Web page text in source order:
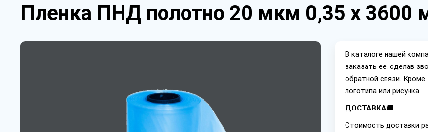
Пленка ПНД полотно 20 мкм 0,35 х 3600
В каталоге нашей
заказать ее, сделав
обратной связи. Кроме
логотипа или рисунка.
ДОСТАВКА🚚
Стоимость доставки